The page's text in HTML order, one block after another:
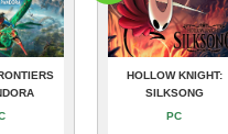
HOLLOW KNIGHT:
SILKSONG
PC